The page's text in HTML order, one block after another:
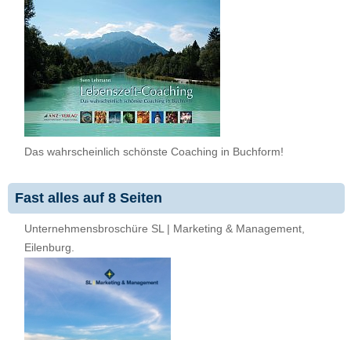
Das wahrscheinlich schönste Coaching in Buchform!
Fast alles auf 8 Seiten
Unternehmensbroschüre SL | Marketing & Management,
Eilenburg.